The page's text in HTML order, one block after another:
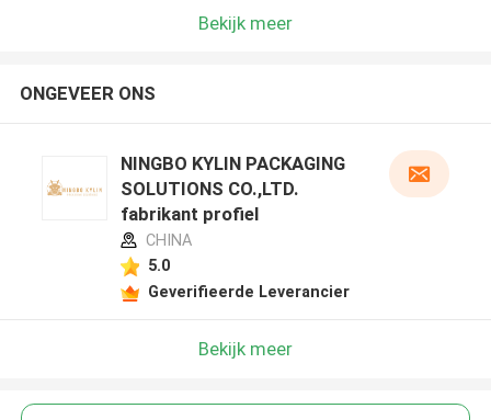
Bekijk meer
ONGEVEER ONS
NINGBO KYLIN PACKAGING
SOLUTIONS CO.,LTD.
fabrikant profiel
CHINA
5.0
Geverifieerde Leverancier
Bekijk meer